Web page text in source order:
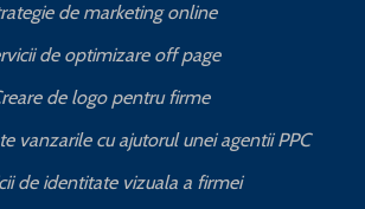
de marketing online
de optimizare off page
de logo pentru firme
vanzarile cu ajutorul unei agentii PPC
de identitate vizuala a firmei